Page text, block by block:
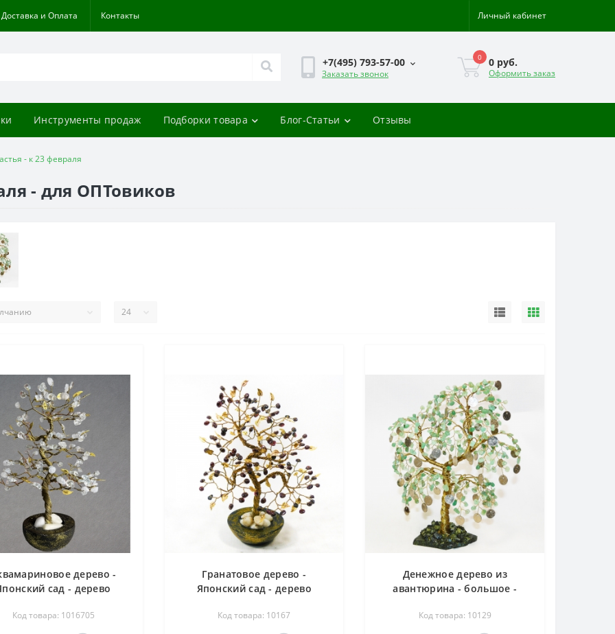
Доставка и Оплата Контакты Личный кабинет
+7(495) 793-57-00
Заказать звонок
0 0 руб.
Оформить заказ
Инструменты продаж Подборки товара Блог-Статьи Отзывы
- к 23 февраля
- для ОПТовиков
дерево -
сад - дерево
Код товара: 1016705
Гранатовое дерево -
Японский сад - дерево
Код товара: 10167
Денежное дерево из
авантюрина - большое -
Код товара: 10129